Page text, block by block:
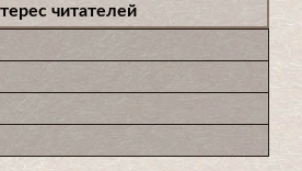
читателей